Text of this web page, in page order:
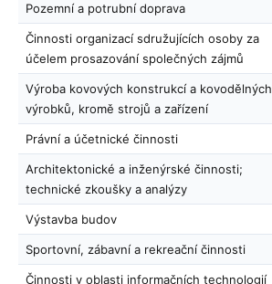
Pozemní a potrubní doprava
Činnosti organizací sdružujících osoby za
účelem prosazování společných zájmů
Výroba kovových konstrukcí a kovodělných
výrobků, kromě strojů a zařízení
Právní a účetnické činnosti
Architektonické a inženýrské činnosti;
technické zkoušky a analýzy
Výstavba budov
Sportovní, zábavní a rekreační činnosti
Činnosti v oblasti informačních technologií